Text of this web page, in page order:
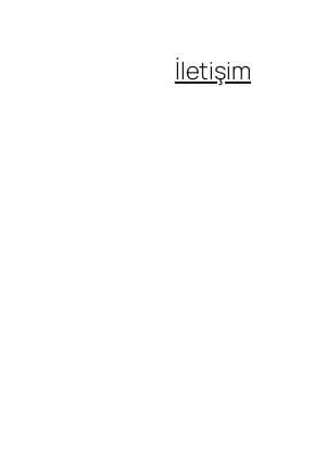
İletişim